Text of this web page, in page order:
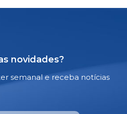
novidades?
semanal e receba notícias